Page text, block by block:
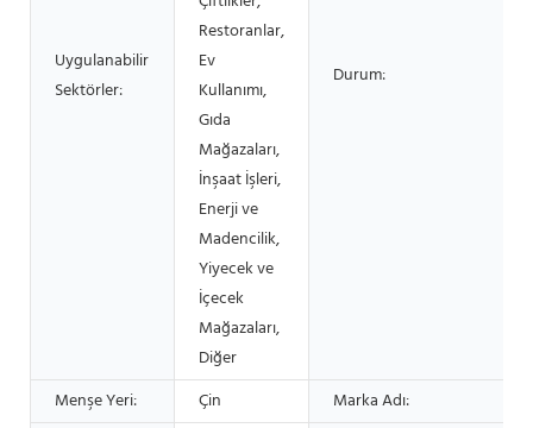
Uygulanabilir
Sektörler:
Restoranlar,
Ev
Kullanımı,
Gıda
Mağazaları,
İnşaat İşleri,
Enerji ve
Madencilik,
Yiyecek ve
İçecek
Mağazaları,
Diğer
Durum:
Menşe Yeri: Çin
Marka Adı: